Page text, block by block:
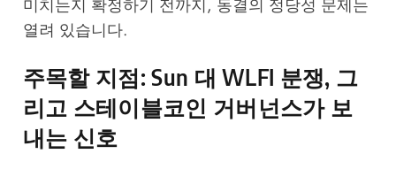
미치는지 확정하기 전까지, 동결의 정당성 문제는
열려 있습니다.
주목할 지점: Sun 대 WLFI 분쟁, 그
리고 스테이블코인 거버넌스가 보
내는 신호